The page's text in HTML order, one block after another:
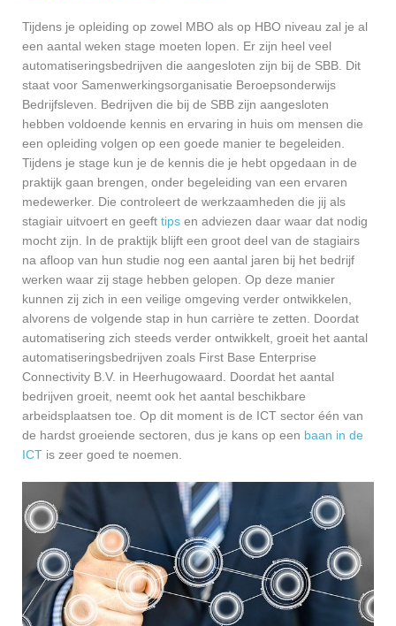
Tijdens je opleiding op zowel MBO als op HBO niveau zal je al
een aantal weken stage moeten lopen. Er zijn heel veel
automatiseringsbedrijven die aangesloten zijn bij de SBB. Dit
staat voor Samenwerkingsorganisatie Beroepsonderwijs
Bedrijfsleven. Bedrijven die bij de SBB zijn aangesloten
hebben voldoende kennis en ervaring in huis om mensen die
een opleiding volgen op een goede manier te begeleiden.
Tijdens je stage kun je de kennis die je hebt opgedaan in de
praktijk gaan brengen, onder begeleiding van een ervaren
medewerker. Die controleert de werkzaamheden die jij als
stagiair uitvoert en geeft tips en adviezen daar waar dat nodig
mocht zijn. In de praktijk blijft een groot deel van de stagiairs
na afloop van hun studie nog een aantal jaren bij het bedrijf
werken waar zij stage hebben gelopen. Op deze manier
kunnen zij zich in een veilige omgeving verder ontwikkelen,
alvorens de volgende stap in hun carrière te zetten. Doordat
automatisering zich steeds verder ontwikkelt, groeit het aantal
automatiseringsbedrijven zoals First Base Enterprise
Connectivity B.V. in Heerhugowaard. Doordat het aantal
bedrijven groeit, neemt ook het aantal beschikbare
arbeidsplaatsen toe. Op dit moment is de ICT sector één van
de hardst groeiende sectoren, dus je kans op een baan in de
ICT is zeer goed te noemen.